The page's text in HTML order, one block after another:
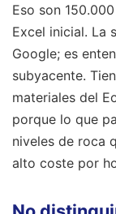
Eso son
Excel inicial. La
Google; es
subyacente.
materiales del
porque lo que
niveles de roca
alto coste por